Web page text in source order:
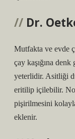
Dr.
Mutfakta ve evde
çay kaşığına
yeterlidir. Asitliği
eritilip içilebilir.
pişirilmesini
eklenir.